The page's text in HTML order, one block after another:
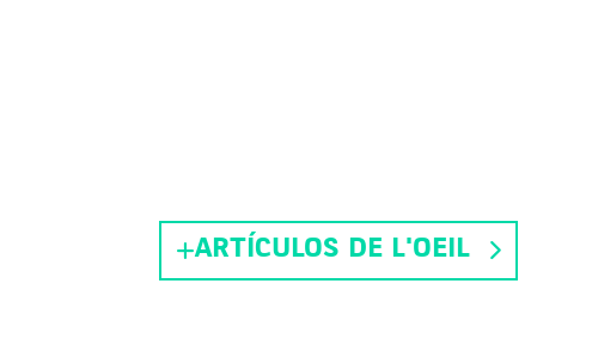
ARTÍCULOS DE L'OEIL